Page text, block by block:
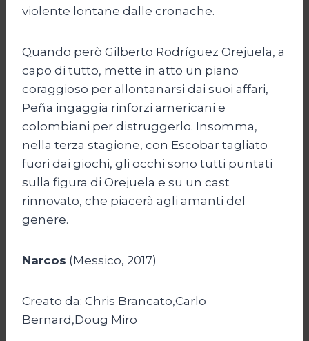
violente lontane dalle cronache.
Quando però Gilberto Rodríguez Orejuela, a
capo di tutto, mette in atto un piano
coraggioso per allontanarsi dai suoi affari,
Peña ingaggia rinforzi americani e
colombiani per distruggerlo. Insomma,
nella terza stagione, con Escobar tagliato
fuori dai giochi, gli occhi sono tutti puntati
sulla figura di Orejuela e su un cast
rinnovato, che piacerà agli amanti del
genere.
Narcos (Messico, 2017)
Creato da: Chris Brancato,Carlo
Bernard,Doug Miro